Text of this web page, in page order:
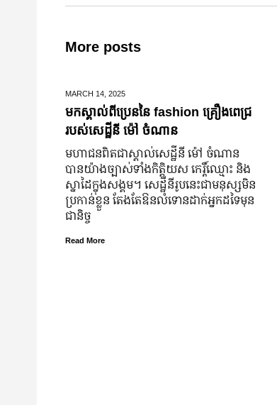
More posts
MARCH 14, 2025
មកស្គាល់ពីប្រេននៃ​ fashion គ្រឿងពេជ្រ
របស់សេដ្ឋីនី ម៉ៅ ចំណាន
មហាជន​ពិតជា​ស្គាល់​សេដ្ឋី​នី ម៉ៅ ចំណាន
បាន​យ៉ាង​ច្បាស់​ទាំង​កិត្តិយស កេរ្តិ៍ឈ្មោះ និង​
ស្នាដៃ​ក្នុង​សង្គម។ សេដ្ឋី​នី​រូប​នេះ​ជា​មនុស្ស​មិន​
ប្រកាន់​ខ្លួន តែងតែ​ឱនលំទោន​ដាក់​អ្នក​ដទៃ​មុន​
ជានិច្ច
Read More